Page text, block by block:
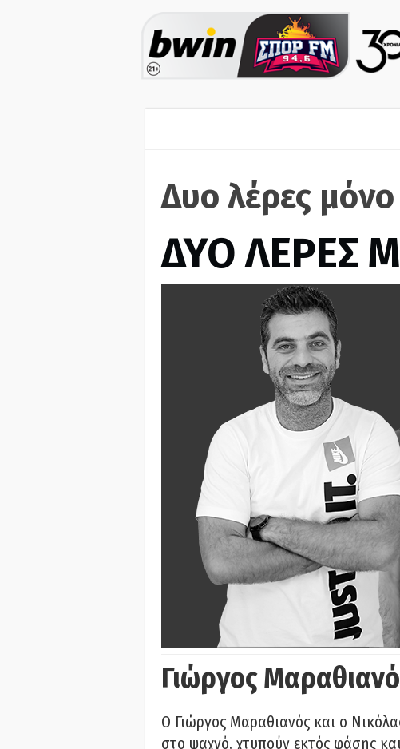
Δυο λέρες
ΔΥΟ ΛΕΡΕΣ
Γιώργος
Ο Γιώργος Μαραθιανός και ο
στο ψαχνό, χτυπούν εκτός φάσης